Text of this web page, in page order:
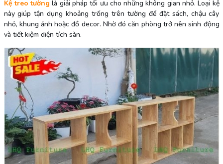
Kệ treo tường là giải pháp tối ưu cho những không gian nhỏ. Loại kệ
này giúp tận dụng khoảng trống trên tường để đặt sách, chậu cây
nhỏ, khung ảnh hoặc đồ decor. Nhờ đó căn phòng trở nên sinh động
và tiết kiệm diện tích sàn.